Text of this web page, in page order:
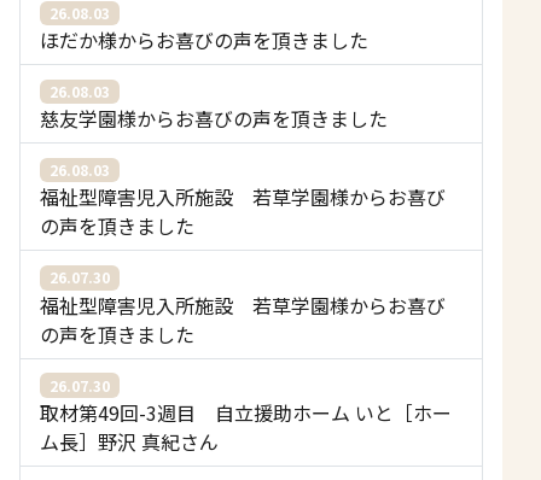
26.08.03
ほだか様からお喜びの声を頂きました
26.08.03
慈友学園様からお喜びの声を頂きました
26.08.03
福祉型障害児入所施設 若草学園様からお喜び
の声を頂きました
26.07.30
福祉型障害児入所施設 若草学園様からお喜び
の声を頂きました
26.07.30
取材第49回-3週目 自立援助ホーム いと［ホー
ム長］野沢 真紀さん